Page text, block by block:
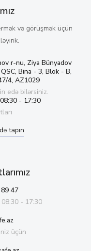
və görüşmək üçün
r-nu, Ziya Bünyadov
Bina - 3, Blok - B,
4, AZ1029
edə bilərsiniz.
- 17:30
tapın
47
- 17:30
üçün